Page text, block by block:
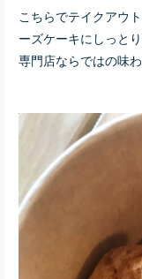
こちらでテイクアウ
ーズケーキにしっと
専門店ならではの味わ